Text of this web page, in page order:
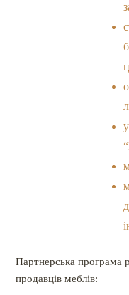
Партнерська програма
продавців меблів: